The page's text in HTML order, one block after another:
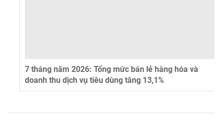
7 tháng năm 2026: Tổng mức bán lẻ hàng hóa và
doanh thu dịch vụ tiêu dùng tăng 13,1%